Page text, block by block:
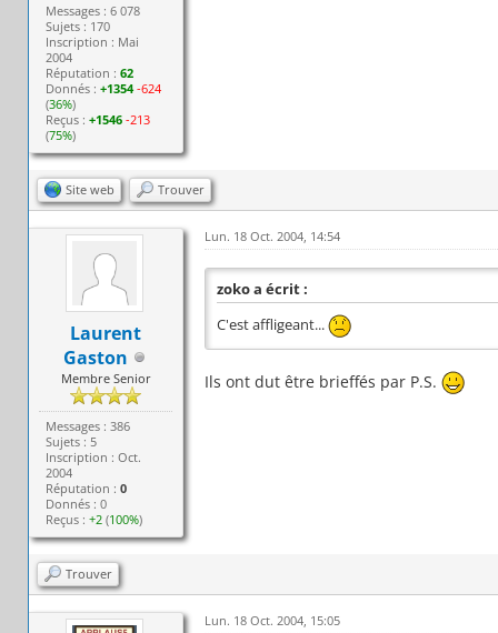
Messages : 6 078
Sujets : 170
Inscription : Mai
2004
Réputation :62
Donnés :+1354 -624
(36%)
Reçus :+1546 -213
(75%)
Site web Trouver
Laurent
Gaston
Membre Senior
Messages : 386
Sujets : 5
Inscription : Oct.
2004
Réputation :0
Donnés : 0
Reçus :+2 (100%)
Lun. 18 Oct. 2004, 14:54
zoko a écrit :
C'est affligeant...
Ils ont dut être brieffés par P.S.
Trouver
Lun. 18 Oct. 2004, 15:05